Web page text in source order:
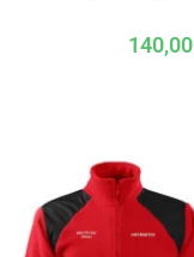
140,00